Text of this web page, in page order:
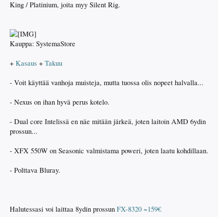
King / Platinium, joita myy Silent Rig.
Kauppa: SystemaStore
+ Kasaus + Takuu
- Voit käyttää vanhoja muisteja, mutta tuossa olis nopeet halvalla...
- Nexus on ihan hyvä perus kotelo.
- Dual core Intelissä en näe mitään järkeä, joten laitoin AMD 6ydin
prossun...
- XFX 550W on Seasonic valmistama poweri, joten laatu kohdillaan.
- Polttava Bluray.
Halutessasi voi laittaa 8ydin prossun FX-8320 ~159€